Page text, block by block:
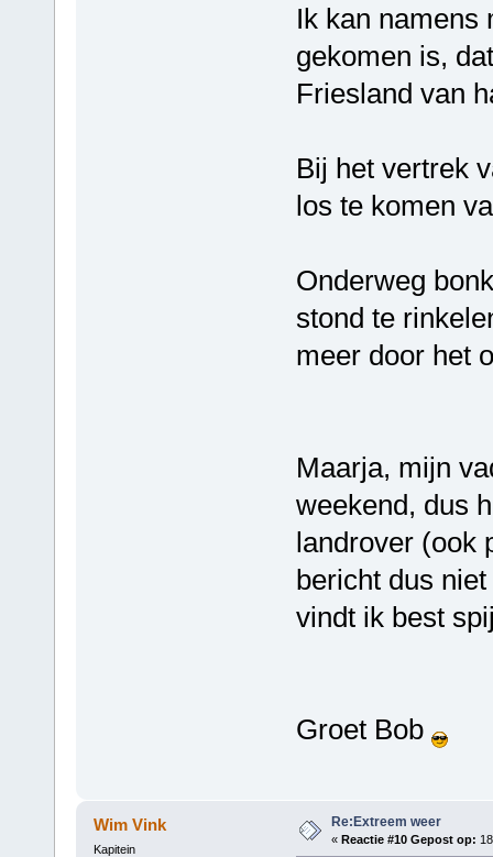
Ik kan namens
gekomen is,
Friesland van
Bij het vertrek
los te komen
Onderweg
stond te
meer door het
Maarja, mijn
weekend, dus
landrover (ook
bericht dus
vindt ik best
Groet Bob
Wim Vink
Kapitein
Re:Extreem weer
« Reactie #10 Gepost op: